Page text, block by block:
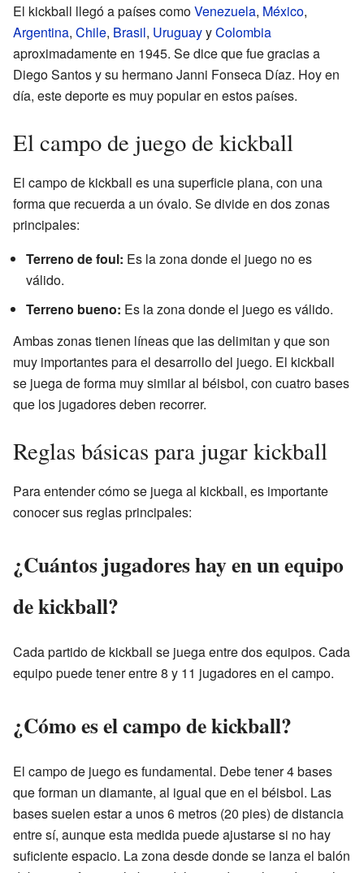
El kickball llegó a países comoVenezuela, México,
Argentina, Chile, Brasil, UruguayyColombia
aproximadamente en 1945. Se dice que fue gracias a
Diego Santos y su hermano Janni Fonseca Díaz. Hoy en
día, este deporte es muy popular en estos países.
El campo de juego de kickball
El campo de kickball es una superficie plana, con una
forma que recuerda a un óvalo. Se divide en dos zonas
principales:
Terreno de foul: Es la zona donde el juego no es
válido.
Terreno bueno: Es la zona donde el juego es válido.
Ambas zonas tienen líneas que las delimitan y que son
muy importantes para el desarrollo del juego. El kickball
se juega de forma muy similar al béisbol, con cuatro bases
que los jugadores deben recorrer.
Reglas básicas para jugar kickball
Para entender cómo se juega al kickball, es importante
conocer sus reglas principales:
¿Cuántos jugadores hay en un equipo
de kickball?
Cada partido de kickball se juega entre dos equipos. Cada
equipo puede tener entre 8 y 11 jugadores en el campo.
¿Cómo es el campo de kickball?
El campo de juego es fundamental. Debe tener 4 bases
que forman un diamante, al igual que en el béisbol. Las
bases suelen estar a unos 6 metros (20 pies) de distancia
entre sí, aunque esta medida puede ajustarse si no hay
suficiente espacio. La zona desde donde se lanza el balón